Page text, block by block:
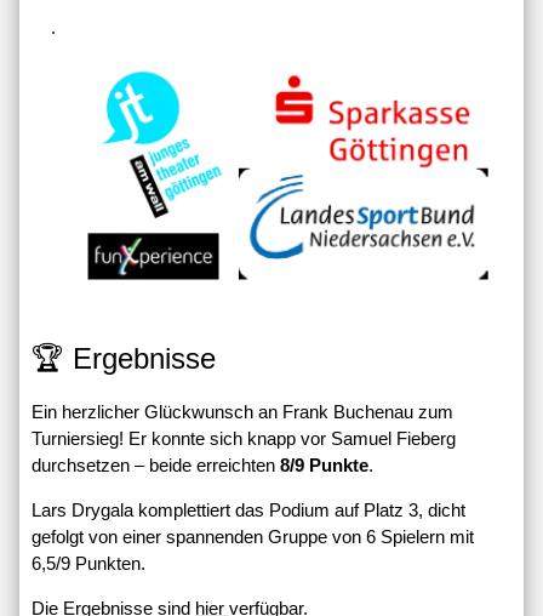
.
🏆 Ergebnisse
Ein herzlicher Glückwunsch an Frank Buchenau zum
Turniersieg! Er konnte sich knapp vor Samuel Fieberg
durchsetzen – beide erreichten 8/9 Punkte.
Lars Drygala komplettiert das Podium auf Platz 3, dicht
gefolgt von einer spannenden Gruppe von 6 Spielern mit
6,5/9 Punkten.
Die Ergebnisse sind hier verfügbar.